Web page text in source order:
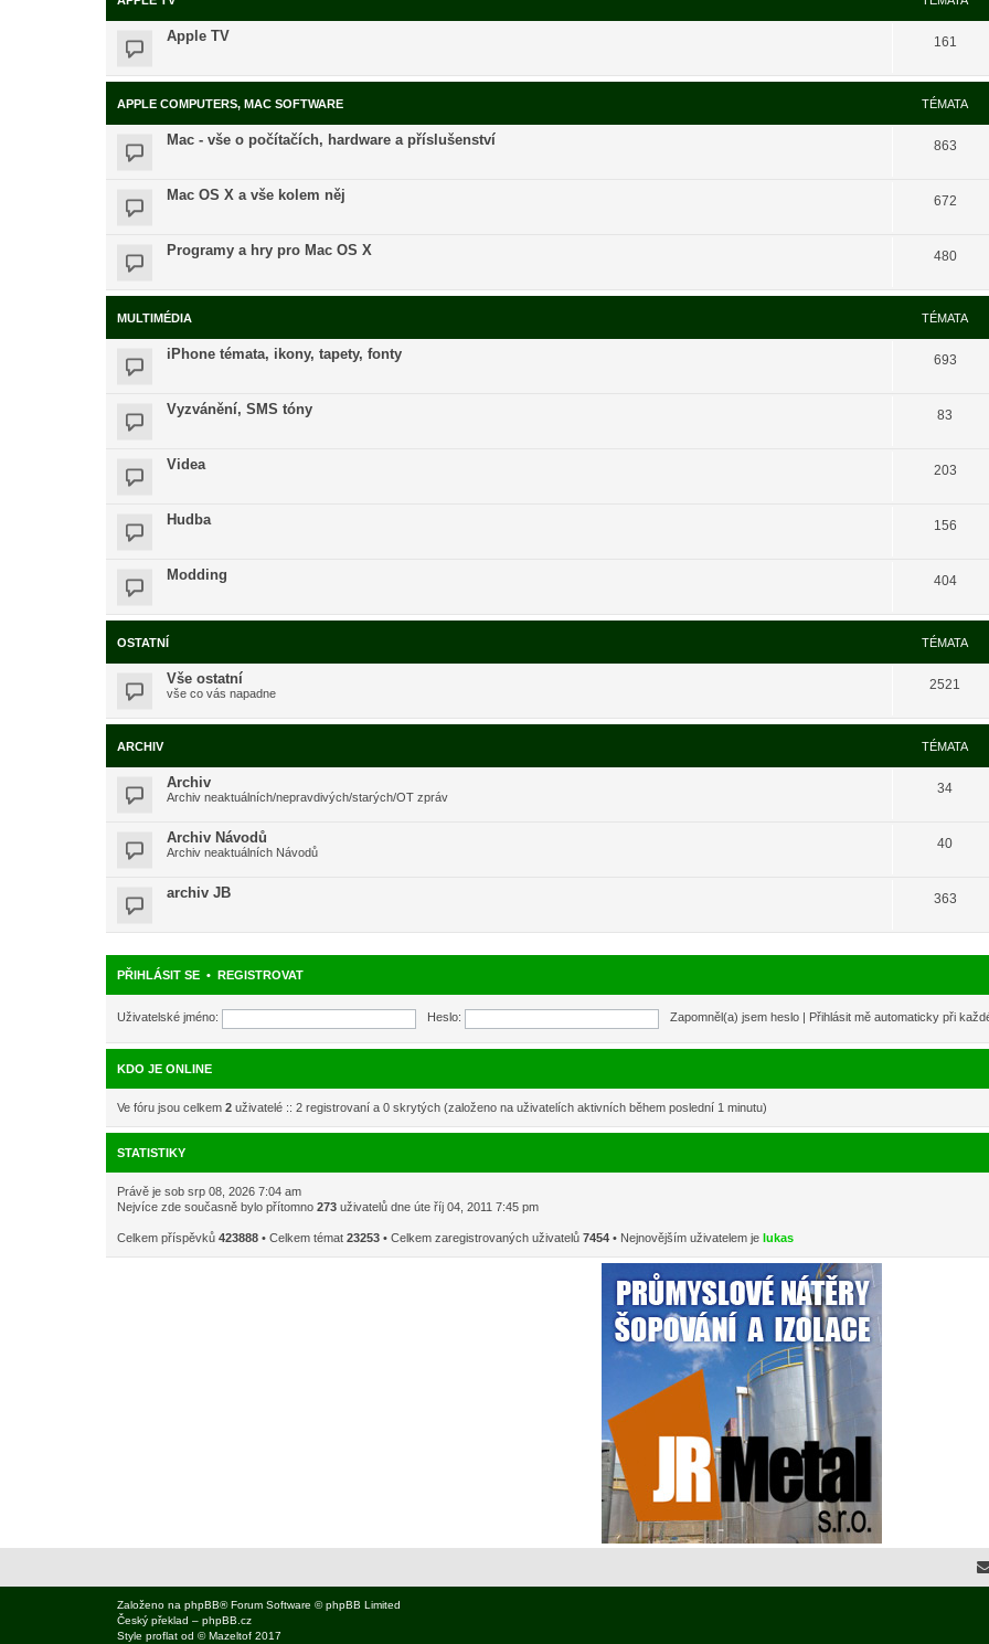
Apple TV 161
APPLE COMPUTERS, MAC SOFTWARE TÉMATA
Mac - vše o počítačích, hardware a příslušenství 863
Mac OS X a vše kolem něj 672
Programy a hry pro Mac OS X 480
MULTIMÉDIA TÉMATA
iPhone témata, ikony, tapety, fonty 693
Vyzvánění, SMS tóny 83
Videa 203
Hudba 156
Modding 404
OSTATNÍ TÉMATA
Vše ostatní
vše co vás napadne
2521
ARCHIV TÉMATA
Archiv
Archiv neaktuálních/nepravdivých/starých/OT zpráv
34
Archiv Návodů
Archiv neaktuálních Návodů
40
archiv JB 363
PŘIHLÁSIT SE • REGISTROVAT
Uživatelské jméno: Heslo: Zapomněl(a) jsem heslo Přihlásit mě automaticky při
KDO JE ONLINE
Ve fóru jsou celkem 2 uživatelé :: 2 registrovaní a 0 skrytých (založeno na uživatelích aktivních během poslední 1 minutu)
STATISTIKY
Právě je sob srp 08, 2026 7:04 am
Nejvíce zde současně bylo přítomno 273 uživatelů dne úte říj 04, 2011 7:45 pm
Celkem příspěvků 423888 • Celkem témat 23253 • Celkem zaregistrovaných uživatelů 7454 • Nejnovějším uživatelem je lukas
Založeno na phpBB® Forum Software © phpBB Limited
Český překlad – phpBB.cz
Style proflat od ©Mazeltof 2017